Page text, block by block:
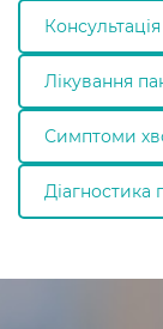
Лікування
Симптоми